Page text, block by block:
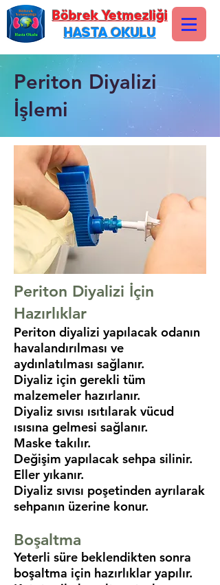
Böbrek Yetmezliği
HASTA OKULU
Periton Diyalizi
İşlemi
Periton Diyalizi İçin
Hazırlıklar
Periton diyalizi yapılacak odanın
havalandırılması ve
aydınlatılması sağlanır.
Diyaliz için gerekli tüm
malzemeler hazırlanır.
Diyaliz sıvısı ısıtılarak vücud
ısısına gelmesi sağlanır.
Maske takılır.
Değişim yapılacak sehpa silinir.
Eller yıkanır.
Diyaliz sıvısı poşetinden ayrılarak
sehpanın üzerine konur.
Boşaltma
Yeterli süre beklendikten sonra
boşaltma için hazırlıklar yapılır.